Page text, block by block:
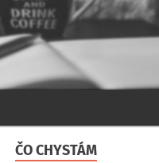
ČO CHYSTÁM